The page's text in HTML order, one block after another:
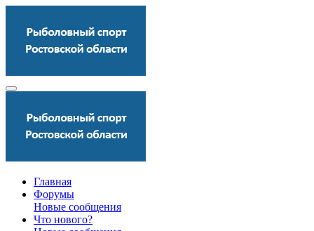
Главная
Форумы
Новые сообщения
Что нового?